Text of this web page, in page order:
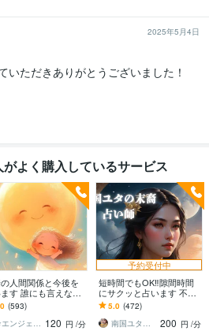
2025年5月4日
いただきありがとうございました！
よく購入しているサービス
人間関係と今後を
す 誰にも言えな
い！解決のヒント
ます！
(593)
⭐️エンジェル鑑定士 櫻井 莉子⭐️ 120 円 /分
予約受付中
短時間でもOK‼︎隙間時間
にサクッと占います 不安
な気持ち、モヤモヤした
きもちサクッと解消しま
しょう
5.0 (472)
南国ユタの末裔占い師✴︎リン
200 円 /分